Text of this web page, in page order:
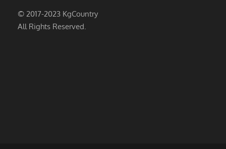
© 2017-2023 KgCountry
All Rights Reserved.